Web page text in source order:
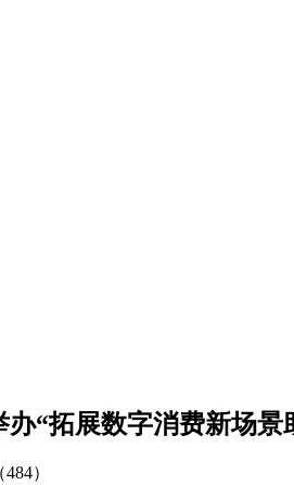
“拓展数字消费新场
）